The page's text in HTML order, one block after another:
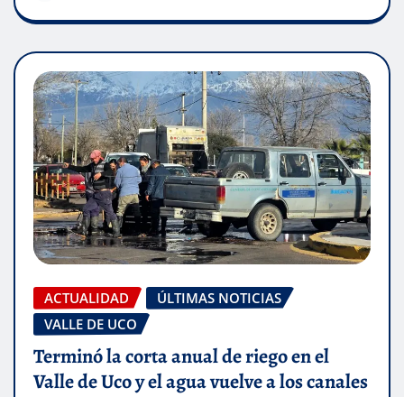
ACTUALIDAD
ÚLTIMAS NOTICIAS
VALLE DE UCO
Terminó la corta anual de riego en el
Valle de Uco y el agua vuelve a los canales